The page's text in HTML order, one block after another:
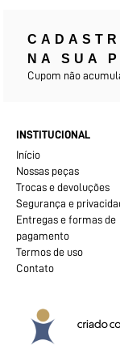
NA SUA
Cupom não
INSTITUCIONAL
Início
Nossas peças
Trocas e devoluções
Segurança e
Entregas e formas de
pagamento
Termos de uso
Contato